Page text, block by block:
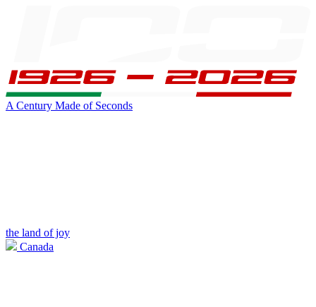
A Century Made of Seconds
the land of joy
Canada